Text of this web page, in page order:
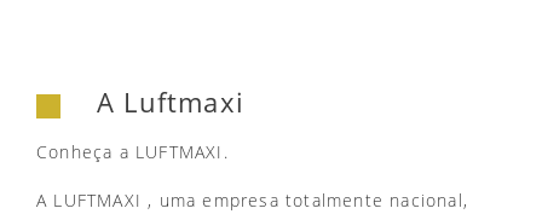
A Luftmaxi
Conheça a LUFTMAXI.
A LUFTMAXI , uma empresa totalmente nacional,